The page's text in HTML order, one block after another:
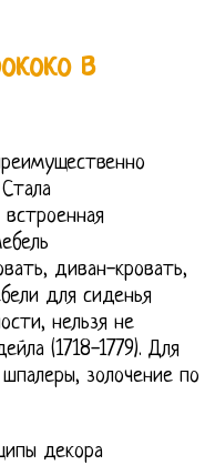
в
диван-кровать,
для сиденья
нельзя не
(1718-1779). Для
золочение по
декора